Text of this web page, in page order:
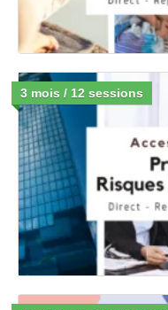
3 mois / 12 sessions